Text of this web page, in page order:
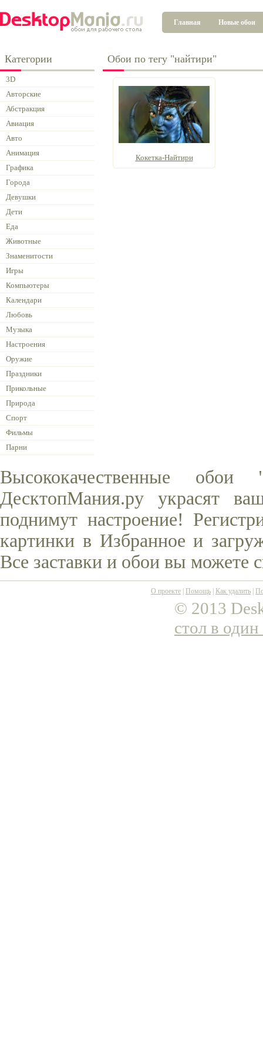
Главная Новые обои
Категории
3D
Авторские
Абстракция
Авиация
Авто
Анимация
Графика
Города
Девушки
Дети
Еда
Животные
Знаменитости
Игры
Компьютеры
Календари
Любовь
Музыка
Настроения
Оружие
Праздники
Прикольные
Природа
Спорт
Фильмы
Парни
Обои по тегу "найтири"
Кокетка-Найтири
Высококачественные
ДесктопМания.ру украсят
поднимут настроение!
картинки в Избранное и
Все заставки и обои вы можете
О проекте Помощь Как удалить
© 2013
стол в